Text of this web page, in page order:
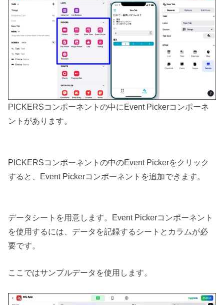
PICKERSコンポーネントの中にEvent Pickerコンポーネ
ントがあります。
PICKERSコンポーネントの中のEvent Pickerをクリック
すると、Event Pickerコンポーネントを追加できます。
データシートを用意します。Event Pickerコンポーネント
を使用するには、データを記録するシートとカラムが必
要です。
ここではサンプルデータを使用します。